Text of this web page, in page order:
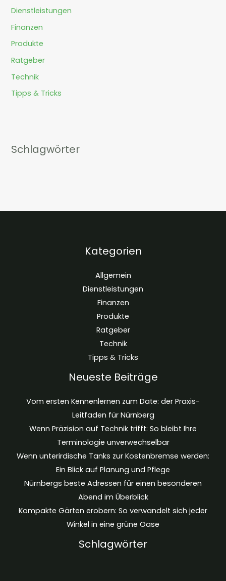
Dienstleistungen
Finanzen
Produkte
Ratgeber
Technik
Tipps & Tricks
Schlagwörter
Kategorien
Allgemein
Dienstleistungen
Finanzen
Produkte
Ratgeber
Technik
Tipps & Tricks
Neueste Beiträge
Vom ersten Kennenlernen zum Date: der Praxis-
Leitfaden für Nürnberg
Wenn Präzision auf Technik trifft: So bleibt Ihre
Terminologie unverwechselbar
Wenn unterirdische Tanks zur Kostenbremse werden:
Ein Blick auf Planung und Pflege
Nürnbergs beste Adressen für einen besonderen
Abend im Überblick
Kompakte Gärten erobern: So verwandelt sich jeder
Winkel in eine grüne Oase
Schlagwörter